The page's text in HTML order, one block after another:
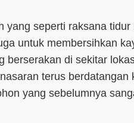
yang seperti raksana tidur
untuk membersihkan
berserakan di sekitar
terus berdatangan
yang sebelumnya